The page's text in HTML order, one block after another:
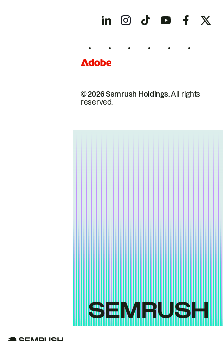
© 2026 Semrush Holdings.All rights
reserved.